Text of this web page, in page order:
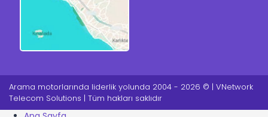
Arama motorlarında liderlik yolunda 2004 - 2026 © | VNetwork
Telecom Solutions | Tüm hakları saklıdır